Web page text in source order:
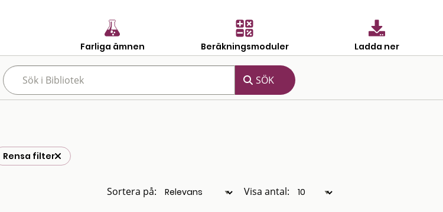
Farliga ämnen Beräkningsmoduler Ladda ner
Rensa filter
Sortera på: Visa antal: